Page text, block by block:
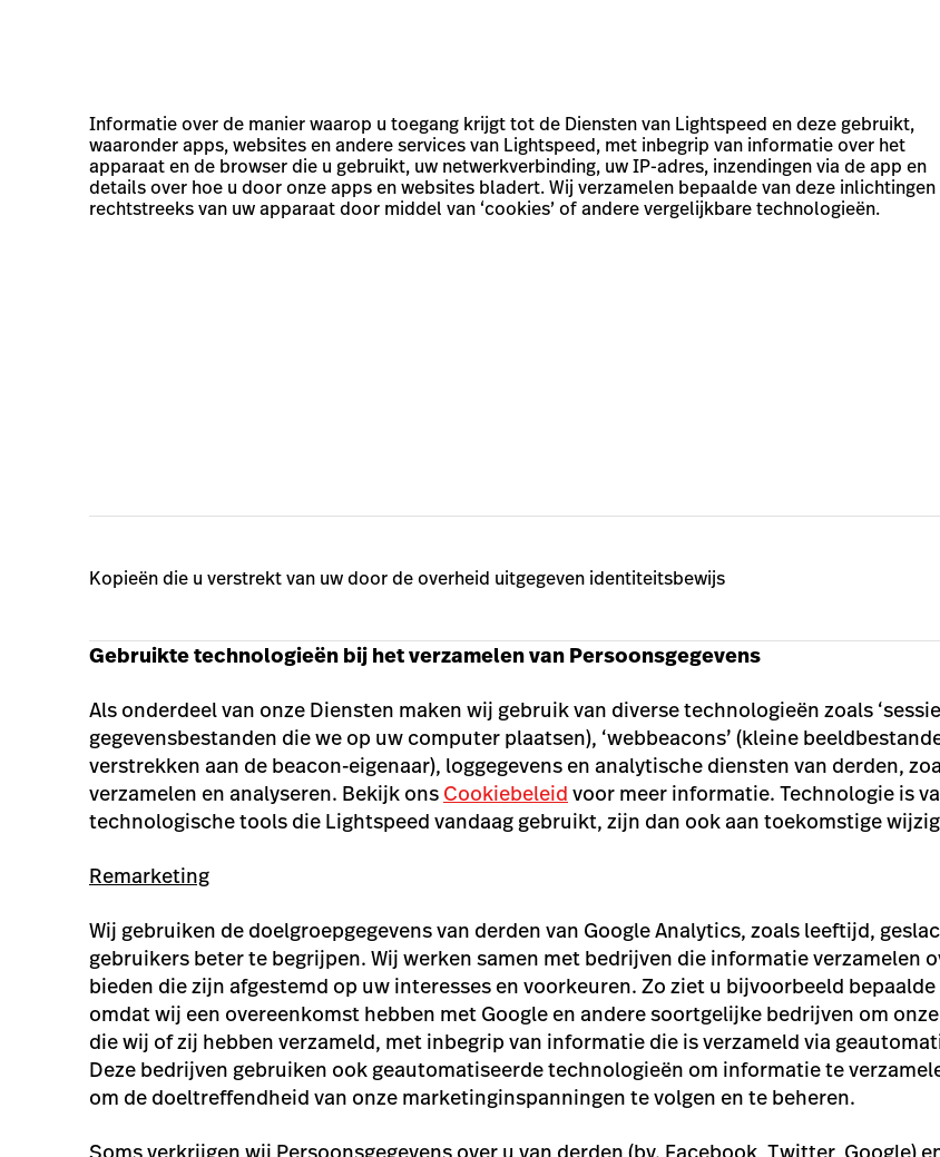
Informatie over de manier waarop u toegang krijgt tot de Diensten van Lightspeed en deze gebruikt,
waaronder apps, websites en andere services van Lightspeed, met inbegrip van informatie over het
apparaat en de browser die u gebruikt, uw netwerkverbinding, uw IP-adres, inzendingen via de app en
details over hoe u door onze apps en websites bladert. Wij verzamelen bepaalde van deze inlichtingen
rechtstreeks van uw apparaat door middel van ‘cookies’ of andere vergelijkbare technologieën.
Kopieën die u verstrekt van uw door de overheid uitgegeven identiteitsbewijs
Gebruikte technologieën bij het verzamelen van Persoonsgegevens
Als onderdeel van onze Diensten maken wij gebruik van diverse technologieën zoals
gegevensbestanden die we op uw computer plaatsen), ‘webbeacons’ (kleine
verstrekken aan de beacon-eigenaar), loggegevens en analytische diensten van derden,
verzamelen en analyseren. Bekijk ons Cookiebeleid voor meer informatie. Technologie is
technologische tools die Lightspeed vandaag gebruikt, zijn dan ook aan toekomstige
Remarketing
Wij gebruiken de doelgroepgegevens van derden van Google Analytics, zoals leeftijd,
gebruikers beter te begrijpen. Wij werken samen met bedrijven die informatie
bieden die zijn afgestemd op uw interesses en voorkeuren. Zo ziet u bijvoorbeeld
omdat wij een overeenkomst hebben met Google en andere soortgelijke bedrijven om
die wij of zij hebben verzameld, met inbegrip van informatie die is verzameld via
Deze bedrijven gebruiken ook geautomatiseerde technologieën om informatie te
om de doeltreffendheid van onze marketinginspanningen te volgen en te beheren.
Soms verkrijgen wij Persoonsgegevens over u van derden (bv. Facebook, Twitter, Google)